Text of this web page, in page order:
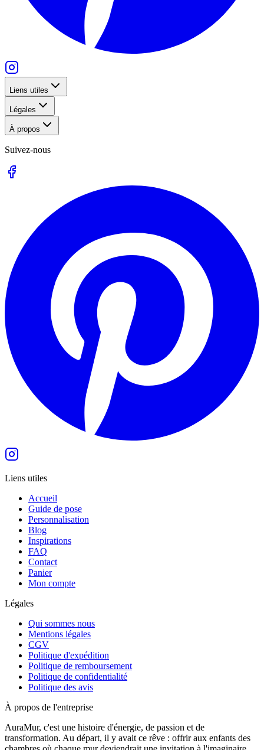
Liens utiles
Légales
À propos
Suivez-nous
Liens utiles
Accueil
Guide de pose
Personnalisation
Blog
Inspirations
FAQ
Contact
Panier
Mon compte
Légales
Qui sommes nous
Mentions légales
CGV
Politique d'expédition
Politique de remboursement
Politique de confidentialité
Politique des avis
À propos de l'entreprise
AuraMur, c'est une histoire d'énergie, de passion et de
transformation. Au départ, il y avait ce rêve : offrir aux enfants des